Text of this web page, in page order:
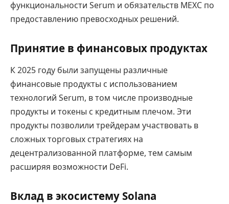
функциональности Serum и обязательств MEXC по
предоставлению превосходных решений.
Принятие в финансовых продуктах
К 2025 году были запущены различные
финансовые продукты с использованием
технологий Serum, в том числе производные
продукты и токены с кредитным плечом. Эти
продукты позволили трейдерам участвовать в
сложных торговых стратегиях на
децентрализованной платформе, тем самым
расширяя возможности DeFi.
Вклад в экосистему Solana